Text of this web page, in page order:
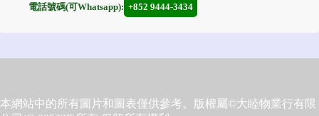
電話號碼(可Whatsapp): +852 9444-3434
本網站中的所有圖片和圖表僅供參考。版權屬©大睦物業行有限